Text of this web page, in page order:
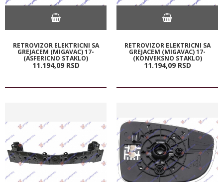
RETROVIZOR ELEKTRICNI SA
GREJACEM (MIGAVAC) 17-
(ASFERICNO STAKLO)
11.194,09 RSD
RETROVIZOR ELEKTRICNI SA
GREJACEM (MIGAVAC) 17-
(KONVEKSNO STAKLO)
11.194,09 RSD